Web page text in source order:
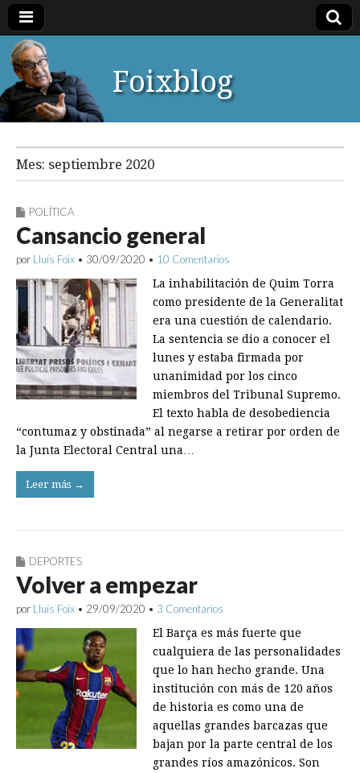
Foixblog
Mes: septiembre 2020
POLÍTICA
Cansancio general
por Lluís Foix • 30/09/2020 • 10 Comentarios
La inhabilitación de Quim Torra
como presidente de la Generalitat
era una cuestión de calendario.
La sentencia se dio a conocer el
lunes y estaba firmada por
unanimidad por los cinco
miembros del Tribunal Supremo.
El texto habla de desobediencia
“contumaz y obstinada” al negarse a retirar por orden de
la Junta Electoral Central una…
Leer más →
DEPORTES
Volver a empezar
por Lluís Foix • 29/09/2020 • 3 Comentarios
El Barça es más fuerte que
cualquiera de las personalidades
que lo han hecho grande. Una
institución con más de 120 años
de historia es como una de
aquellas grandes barcazas que
bajan por la parte central de los
grandes ríos amazónicos. Son